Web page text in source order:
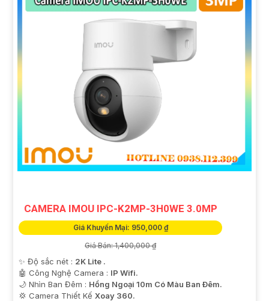
CAMERA IMOU IPC-K2MP-3H0WE 3.0MP
Giá Khuyến Mại: 950,000 ₫
Giá Bán: 1,400,000 ₫
✨ Độ sắc nét : 2K Lite .
🤖️ Công Nghệ Camera : IP Wifi.
🌙 Nhìn Ban Đêm : Hồng Ngoại 10m Có Màu Ban Ðêm.
💢 Camera Thiết Kế Xoay 360.